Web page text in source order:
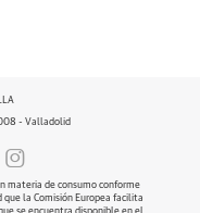
- Valladolid
materia de consumo conforme
la Comisión Europea facilita